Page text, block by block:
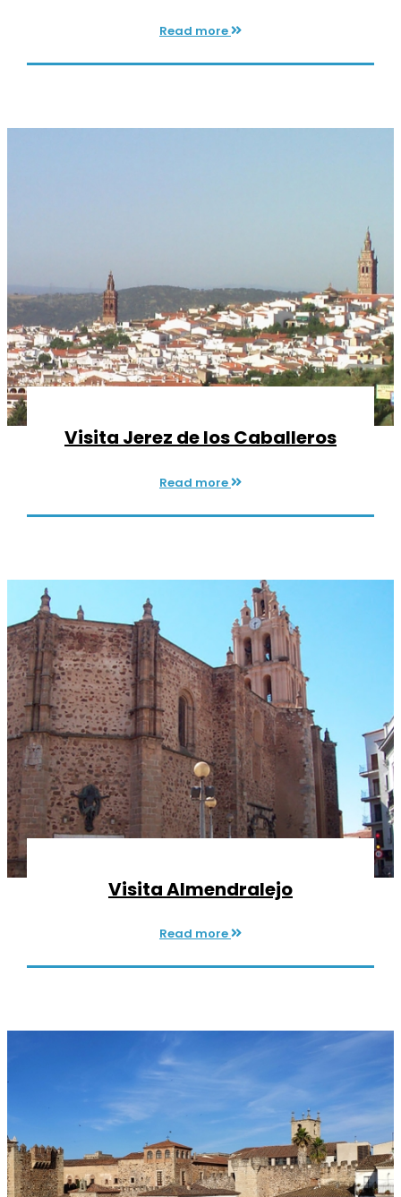
Read more
Visita Jerez de los Caballeros
Read more
Visita Almendralejo
Read more